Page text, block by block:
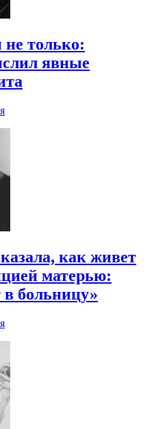
только:
явные
как живет
матерью:
в больницу»